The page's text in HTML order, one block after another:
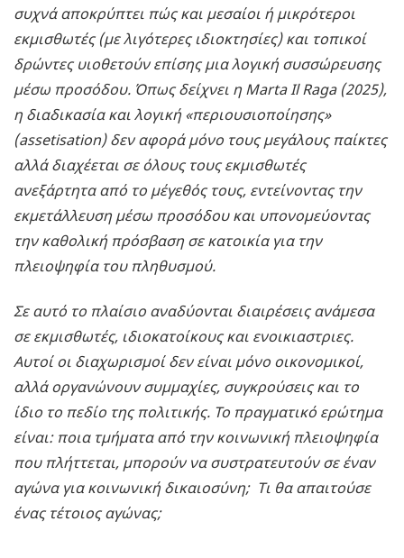
συχνά αποκρύπτει πώς και μεσαίοι ή μικρότεροι
εκμισθωτές (με λιγότερες ιδιοκτησίες) και τοπικοί
δρώντες υιοθετούν επίσης μια λογική συσσώρευσης
μέσω προσόδου. Όπως δείχνει η MartaIl Raga(2025),
η διαδικασία και λογική «περιουσιοποίησης»
(assetisation) δεν αφορά μόνο τους μεγάλους παίκτες
αλλά διαχέεται σε όλους τους εκμισθωτές
ανεξάρτητα από το μέγεθός τους, εντείνοντας την
εκμετάλλευση μέσω προσόδου και υπονομεύοντας
την καθολική πρόσβαση σε κατοικία για την
πλειοψηφία του πληθυσμού.
Σε αυτό το πλαίσιο αναδύονται διαιρέσεις ανάμεσα
σε εκμισθωτές, ιδιοκατοίκους και ενοικιαστριες.
Αυτοί οι διαχωρισμοί δεν είναι μόνο οικονομικοί,
αλλά οργανώνουν συμμαχίες, συγκρούσεις και το
ίδιο το πεδίο της πολιτικής. Το πραγματικό ερώτημα
είναι: ποια τμήματα από την κοινωνική πλειοψηφία
που πλήττεται, μπορούν να συστρατευτούν σε έναν
αγώνα για κοινωνική δικαιοσύνη; Τι θα απαιτούσε
ένας τέτοιος αγώνας;